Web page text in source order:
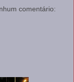
comentário: